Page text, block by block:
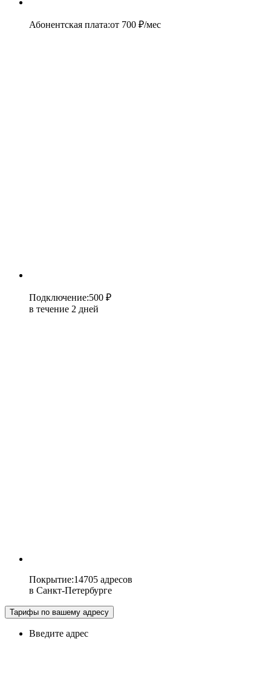
Абонентская плата:от 700 ₽/мес
Подключение:500 ₽
в течение 2 дней
Покрытие:14705 адресов
в Санкт-Петербурге
Тарифы по вашему адресу
Введите адрес